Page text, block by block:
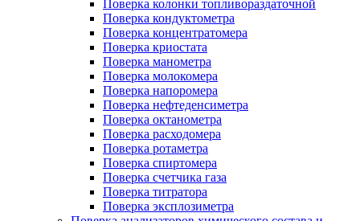
Поверка колонки топливораздаточной
Поверка кондуктометра
Поверка концентратомера
Поверка криостата
Поверка манометра
Поверка молокомера
Поверка напоромера
Поверка нефтеденсиметра
Поверка октанометра
Поверка расходомера
Поверка ротаметра
Поверка спиртомера
Поверка счетчика газа
Поверка титратора
Поверка эксплозиметра